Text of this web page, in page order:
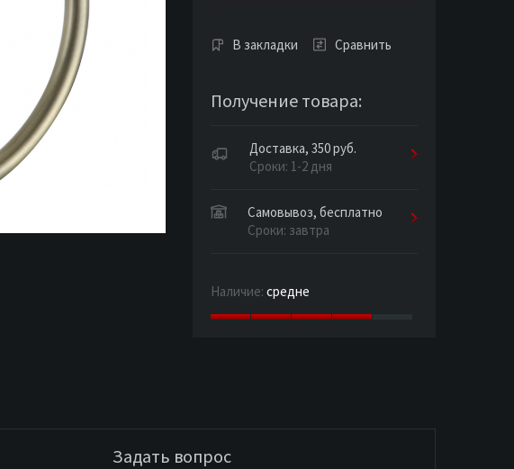
В закладки Сравнить
Получение товара:
Доставка, 350 руб.
Сроки: 1-2 дня
Самовывоз, бесплатно
Сроки: завтра
Наличие: средне
Задать вопрос